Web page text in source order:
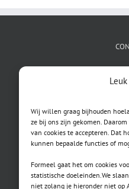
Wij willen graag bijhouden
ze bij ons zijn gekomen.
van cookies te accepteren. Dat
kunnen bepaalde functies of
Formeel gaat het om cookies
statistische doeleinden.We
niet zolang je hieronder niet op